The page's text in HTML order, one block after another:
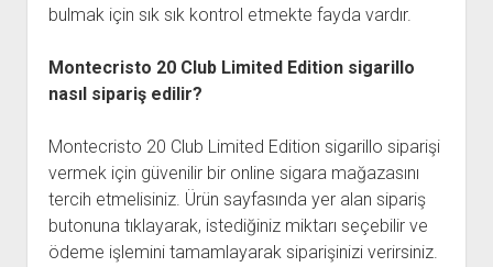
bulmak için sık sık kontrol etmekte fayda vardır.
Montecristo 20 Club Limited Edition sigarillo
nasıl sipariş edilir?
Montecristo 20 Club Limited Edition sigarillo siparişi
vermek için güvenilir bir online sigara mağazasını
tercih etmelisiniz. Ürün sayfasında yer alan sipariş
butonuna tıklayarak, istediğiniz miktarı seçebilir ve
ödeme işlemini tamamlayarak siparişinizi verirsiniz.